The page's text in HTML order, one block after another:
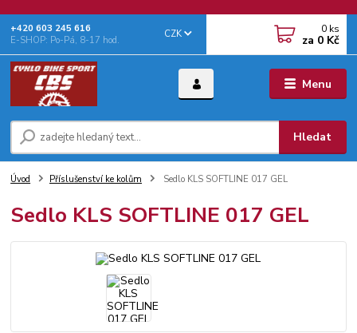
Menu
CZK
Hledat
+‭420 603 245 616‬
E-SHOP: Po-Pá, 8-17 hod.
0 ks
za 0 Kč
Úvod Příslušenství ke kolům Sedlo KLS SOFTLINE 017 GEL
Sedlo KLS SOFTLINE 017 GEL